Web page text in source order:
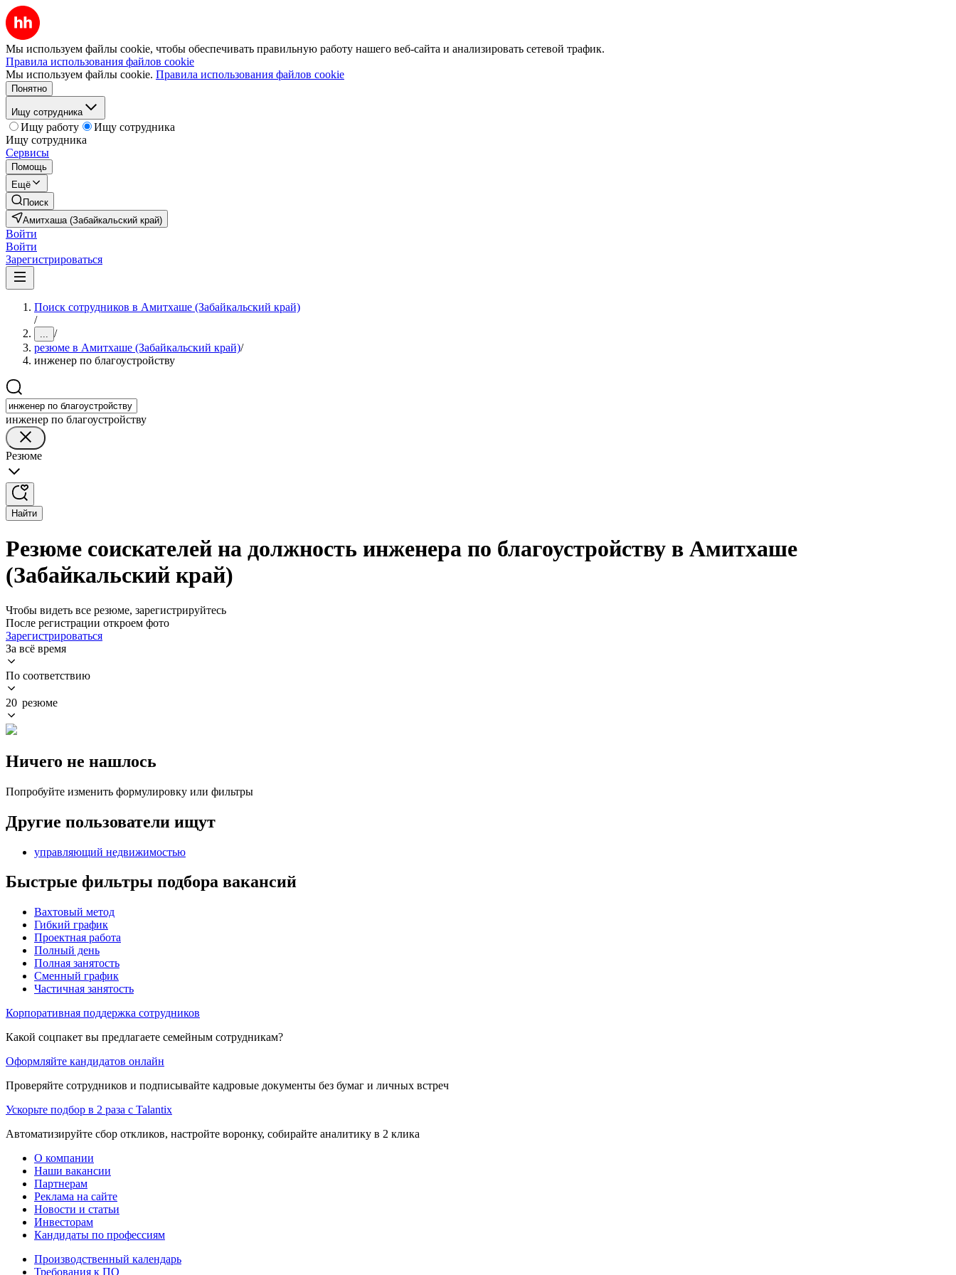
Мы используем файлы cookie, чтобы обеспечивать правильную работу нашего веб-сайта и анализировать сетевой трафик.
Правила использования файлов cookie
Мы используем файлы cookie. Правила использования файлов cookie
Понятно
Ищу сотрудника
Ищу работу
Ищу сотрудника
Ищу сотрудника
Сервисы
Помощь
Ещё
Поиск
Амитхаша (Забайкальский край)
Войти
Войти
Зарегистрироваться
Поиск сотрудников в Амитхаше (Забайкальский край)
/
... /
резюме в Амитхаше (Забайкальский край)/
инженер по благоустройству
инженер по благоустройству
Резюме
Найти
Резюме соискателей на должность инженера по благоустройству в Амитхаше
(Забайкальский край)
Чтобы видеть все резюме, зарегистрируйтесь
После регистрации откроем фото
Зарегистрироваться
За всё время
По соответствию
20 резюме
Ничего не нашлось
Попробуйте изменить формулировку или фильтры
Другие пользователи ищут
управляющий недвижимостью
Быстрые фильтры подбора вакансий
Вахтовый метод
Гибкий график
Проектная работа
Полный день
Полная занятость
Сменный график
Частичная занятость
Корпоративная поддержка сотрудников
Какой соцпакет вы предлагаете семейным сотрудникам?
Оформляйте кандидатов онлайн
Проверяйте сотрудников и подписывайте кадровые документы без бумаг и личных встреч
Ускорьте подбор в 2 раза с Talantix
Автоматизируйте сбор откликов, настройте воронку, собирайте аналитику в 2 клика
О компании
Наши вакансии
Партнерам
Реклама на сайте
Новости и статьи
Инвесторам
Кандидаты по профессиям
Производственный календарь
Требования к ПО